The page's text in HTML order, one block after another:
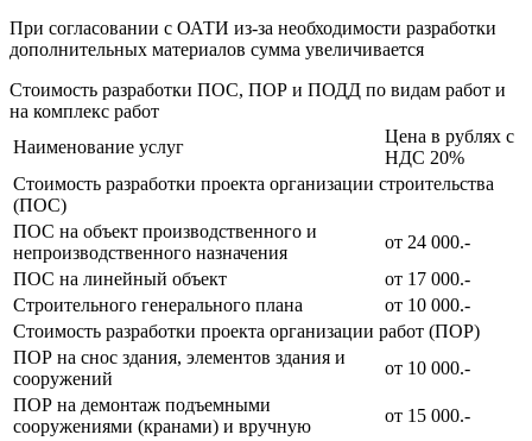
При согласовании с ОАТИ из-за необходимости разработки
дополнительных материалов сумма увеличивается
Стоимость разработки ПОС, ПОР и ПОДД по видам работ и
на комплекс работ
Наименование услуг
Цена в рублях с
НДС 20%
Стоимость разработки проекта организации строительства
(ПОС)
ПОС на объект производственного и
непроизводственного назначения
от 24 000.-
ПОС на линейный объект
от 17 000.-
Строительного генерального плана
от 10 000.-
Стоимость разработки проекта организации работ (ПОР)
ПОР на снос здания, элементов здания и
сооружений
от 10 000.-
ПОР на демонтаж подъемными
сооружениями (кранами) и вручную
от 15 000.-